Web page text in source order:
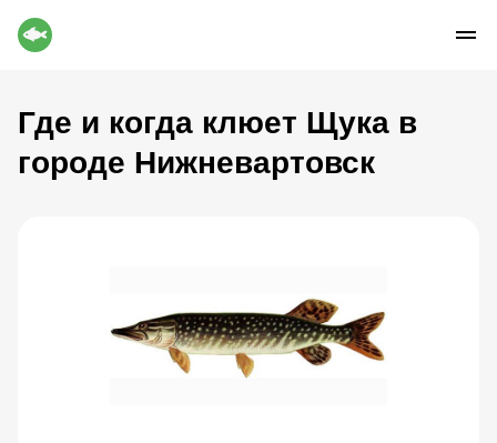
Где и когда клюет Щука в
городе Нижневартовск